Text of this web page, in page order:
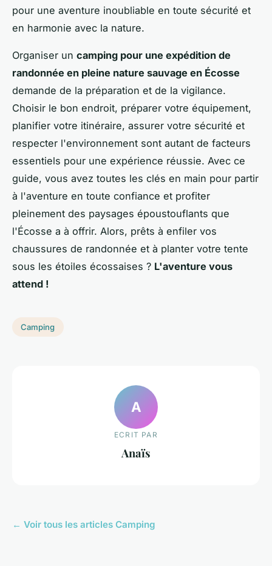
pour une aventure inoubliable en toute sécurité et
en harmonie avec la nature.
Organiser un camping pour une expédition de
randonnée en pleine nature sauvage en Écosse
demande de la préparation et de la vigilance.
Choisir le bon endroit, préparer votre équipement,
planifier votre itinéraire, assurer votre sécurité et
respecter l'environnement sont autant de facteurs
essentiels pour une expérience réussie. Avec ce
guide, vous avez toutes les clés en main pour partir
à l'aventure en toute confiance et profiter
pleinement des paysages époustouflants que
l'Écosse a à offrir. Alors, prêts à enfiler vos
chaussures de randonnée et à planter votre tente
sous les étoiles écossaises ? L'aventure vous
attend !
Camping
A
ECRIT PAR
Anaïs
← Voir tous les articles Camping